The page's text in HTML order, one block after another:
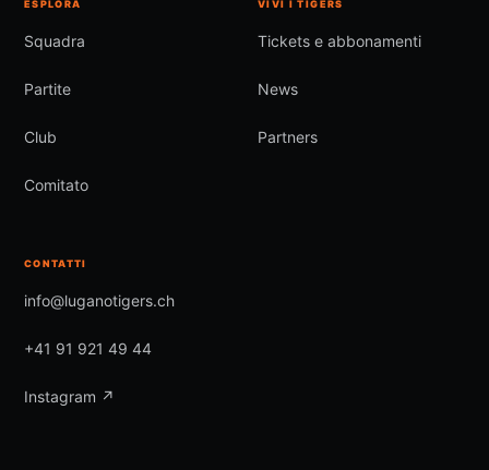
ESPLORA
Squadra
Partite
Club
Comitato
VIVI I TIGERS
Tickets e abbonamenti
News
Partners
CONTATTI
info@luganotigers.ch
+41 91 921 49 44
Instagram ↗